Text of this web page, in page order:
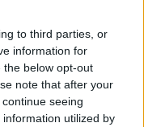
to third parties, or
information for
the below opt-out
note that after your
seeing
utilized by